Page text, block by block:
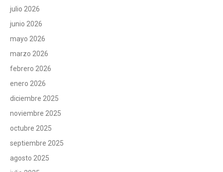
julio 2026
junio 2026
mayo 2026
marzo 2026
febrero 2026
enero 2026
diciembre 2025
noviembre 2025
octubre 2025
septiembre 2025
agosto 2025